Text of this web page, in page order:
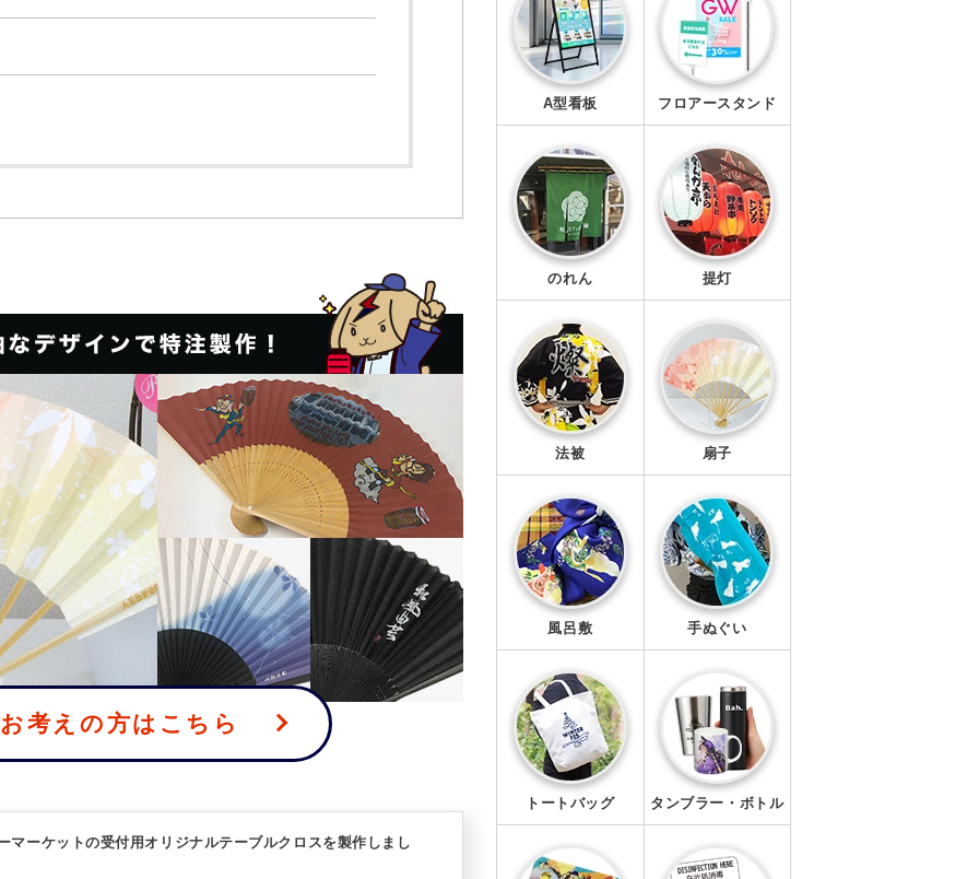
考えの方はこちら
マーケットの受付用オリジナルテーブルクロスを製作しまし
A型看板 フロアースタンド
のれん 提灯
法被 扇子
風呂敷 手ぬぐい
トートバッグ タンブラー・ボトル